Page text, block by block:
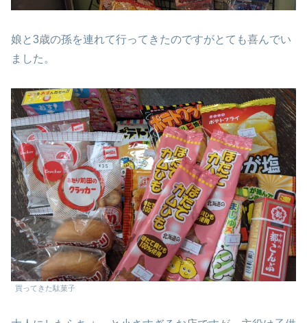
娘と3歳の孫を連れて行ってきたのですがとても喜んでい
ました。
買ってきた駄菓子